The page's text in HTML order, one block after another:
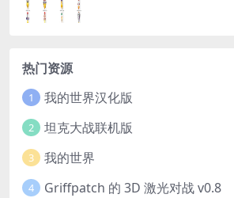
热门资源
1 我的世界汉化版
2 坦克大战联机版
3 我的世界
4 Griffpatch 的 3D 激光对战 v0.8